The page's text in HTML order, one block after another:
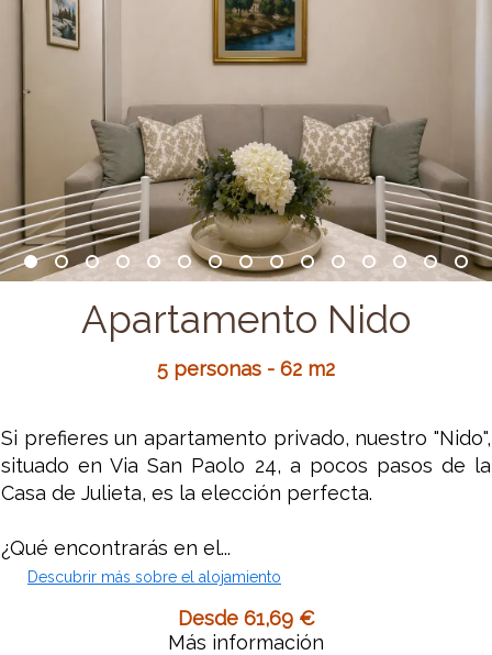
Apartamento Nido
5 personas - 62 m2
Si prefieres un apartamento privado, nuestro "Nido",
situado en Via San Paolo 24, a pocos pasos de la
Casa de Julieta, es la elección perfecta.
¿Qué encontrarás en el...
Descubrir más sobre el alojamiento
Desde 61,69 €
Más información